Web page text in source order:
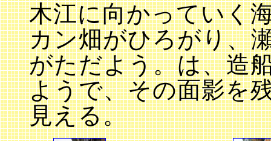
木江に向かっていく
カン畑がひろがり、
がただよう。は、造
ようで、その面影を
見える。